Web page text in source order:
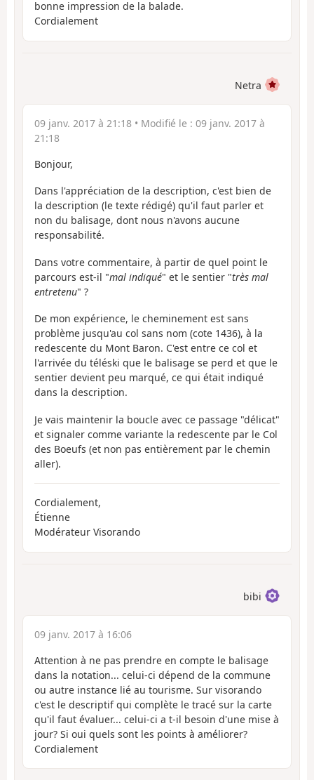
bonne impression de la balade.
Cordialement
Netra
09 janv. 2017 à 21:18 • Modifié le : 09 janv. 2017 à
21:18
Bonjour,
Dans l'appréciation de la description, c'est bien de
la description (le texte rédigé) qu'il faut parler et
non du balisage, dont nous n'avons aucune
responsabilité.
Dans votre commentaire, à partir de quel point le
parcours est-il "mal indiqué" et le sentier "très mal
entretenu" ?
De mon expérience, le cheminement est sans
problème jusqu'au col sans nom (cote 1436), à la
redescente du Mont Baron. C'est entre ce col et
l'arrivée du téléski que le balisage se perd et que le
sentier devient peu marqué, ce qui était indiqué
dans la description.
Je vais maintenir la boucle avec ce passage "délicat"
et signaler comme variante la redescente par le Col
des Boeufs (et non pas entièrement par le chemin
aller).
Cordialement,
Étienne
Modérateur Visorando
bibi
09 janv. 2017 à 16:06
Attention à ne pas prendre en compte le balisage
dans la notation... celui-ci dépend de la commune
ou autre instance lié au tourisme. Sur visorando
c'est le descriptif qui complète le tracé sur la carte
qu'il faut évaluer... celui-ci a t-il besoin d'une mise à
jour? Si oui quels sont les points à améliorer?
Cordialement